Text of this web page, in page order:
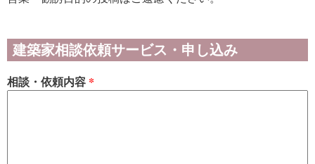
建築家相談依頼サービス・申し込み
相談・依頼内容 *